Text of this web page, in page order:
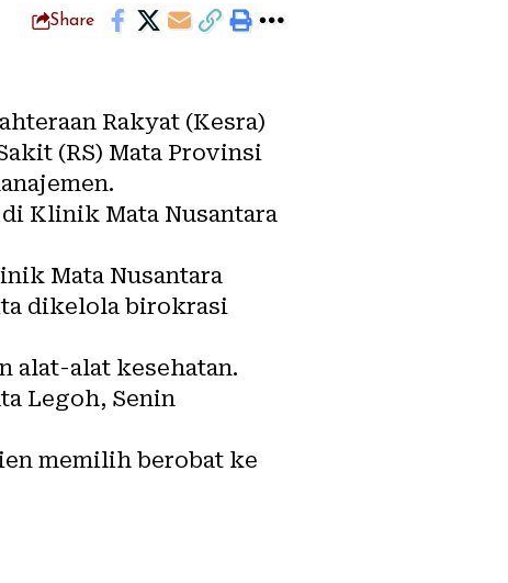
Share
Rakyat (Kesra)
(RS) Mata Provinsi
Klinik Mata Nusantara
Mata Nusantara
dikelola birokrasi
alat-alat kesehatan.
Legoh, Senin
memilih berobat ke